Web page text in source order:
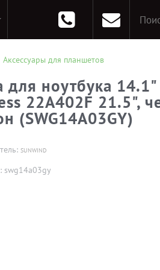
Аксессуары для планшетов
для ноутбука
22A402F 21.5",
(SWG14A03GY)
SUNWIND
swg14a03gy